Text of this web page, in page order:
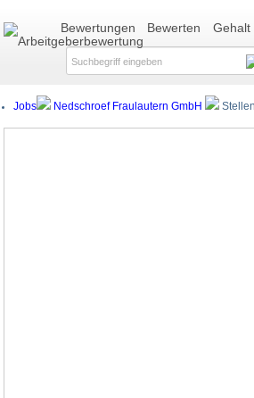
Bewertungen Bewerten Gehalt
Jobs Nedschroef Fraulautern GmbH